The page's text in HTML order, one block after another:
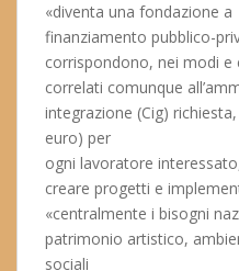
«diventa una fondazione a
finanziamento pubblico-
corrispondono, nei modi
correlati comunque
integrazione (Cig)
euro) per
ogni lavoratore
creare progetti e
«centralmente i bisogni
patrimonio artistico,
sociali